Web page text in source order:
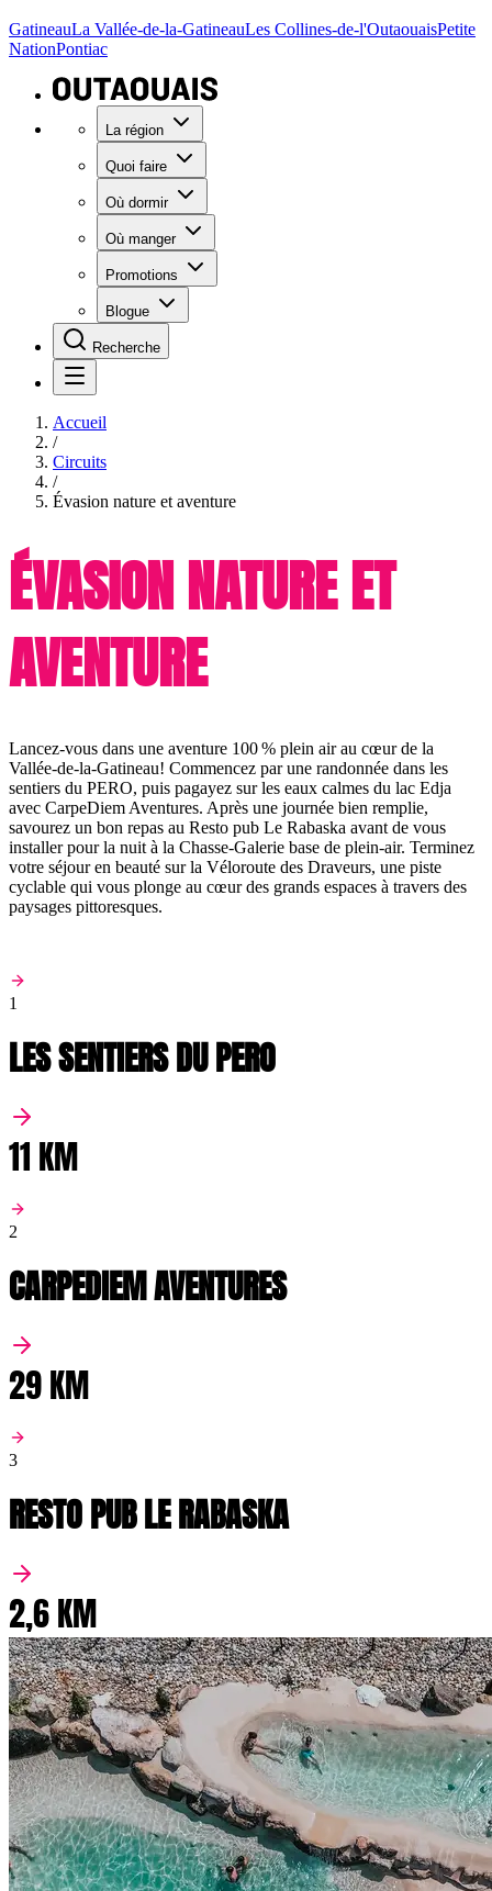
GatineauLa Vallée-de-la-GatineauLes Collines-de-l'OutaouaisPetite
NationPontiac
La région
Quoi faire
Où dormir
Où manger
Promotions
Blogue
Recherche
Accueil
/
Circuits
/
Évasion nature et aventure
ÉVASION NATURE ET
AVENTURE
Lancez-vous dans une aventure 100 % plein air au cœur de la
Vallée-de-la-Gatineau! Commencez par une randonnée dans les
sentiers du PERO, puis pagayez sur les eaux calmes du lac Edja
avec CarpeDiem Aventures. Après une journée bien remplie,
savourez un bon repas au Resto pub Le Rabaska avant de vous
installer pour la nuit à la Chasse-Galerie base de plein-air. Terminez
votre séjour en beauté sur la Véloroute des Draveurs, une piste
cyclable qui vous plonge au cœur des grands espaces à travers des
paysages pittoresques.
1
LES SENTIERS DU PERO
11 KM
2
CARPEDIEM AVENTURES
29 KM
3
RESTO PUB LE RABASKA
2,6 KM